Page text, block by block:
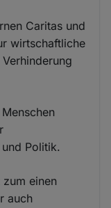
Caritas und
wirtschaftliche
Politik.
einen
auch